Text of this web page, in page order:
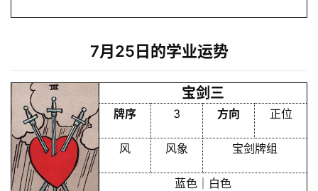
7月25日的学业运势
宝剑三
牌序 3 方向 正位
风 风象 宝剑牌组
蓝色｜白色